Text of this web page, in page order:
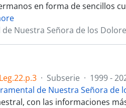
en forma de sencillos
Nuestra Señora de los
· Subserie · 1999 -
de Nuestra Señora de
con las informaciones